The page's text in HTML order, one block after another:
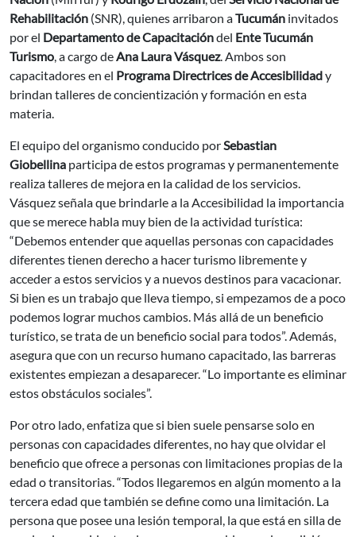
Rehabilitación (SNR), quienes arribaron aTucumán invitados
por el Departamento de Capacitacióndel Ente Tucumán
Turismo , a cargo de Ana Laura Vásquez. Ambos son
capacitadores en el Programa Directrices de Accesibilidady
brindan talleres de concientización y formación en esta
materia.
El equipo del organismo conducido por Sebastian
Giobellina participa de estos programas y permanentemente
realiza talleres de mejora en la calidad de los servicios.
Vásquez señala que brindarle a la Accesibilidad la importancia
que se merece habla muy bien de la actividad turística:
“Debemos entender que aquellas personas con capacidades
diferentes tienen derecho a hacer turismo libremente y
acceder a estos servicios y a nuevos destinos para vacacionar.
Si bien es un trabajo que lleva tiempo, si empezamos de a poco
podemos lograr muchos cambios. Más allá de un beneficio
turístico, se trata de un beneficio social para todos”. Además,
asegura que con un recurso humano capacitado, las barreras
existentes empiezan a desaparecer. “Lo importante es eliminar
estos obstáculos sociales”.
Por otro lado, enfatiza que si bien suele pensarse solo en
personas con capacidades diferentes, no hay que olvidar el
beneficio que ofrece a personas con limitaciones propias de la
edad o transitorias. “Todos llegaremos en algún momento a la
tercera edad que también se define como una limitación. La
persona que posee una lesión temporal, la que está en silla de